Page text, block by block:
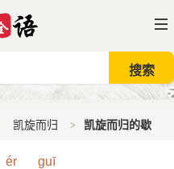
凯旋而归 凯旋而归的歇
ér guī